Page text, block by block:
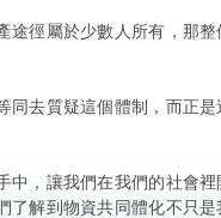
途徑屬於少數人所有，那
同去質疑這個體制，而正
中，讓我們在我們的社會
了解到物資共同體化不只